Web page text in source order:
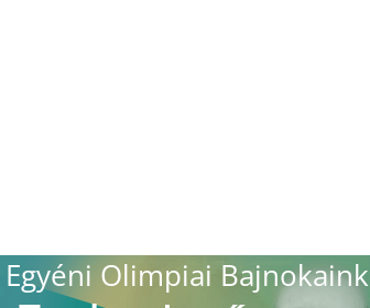
Egyéni Olimpiai Bajnokaink